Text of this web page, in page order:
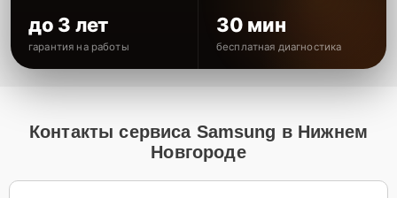
до 3 лет
гарантия на работы
30 мин
бесплатная диагностика
Контакты сервиса Samsung в Нижнем
Новгороде